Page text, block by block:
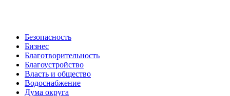
Безопасность
Бизнес
Благотворительность
Благоустройство
Власть и общество
Водоснабжение
Дума округа